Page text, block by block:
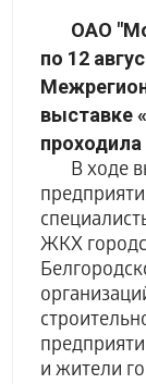
ОАО
по 12
выставке
проходила
В ходе
ЖКХ
и жители